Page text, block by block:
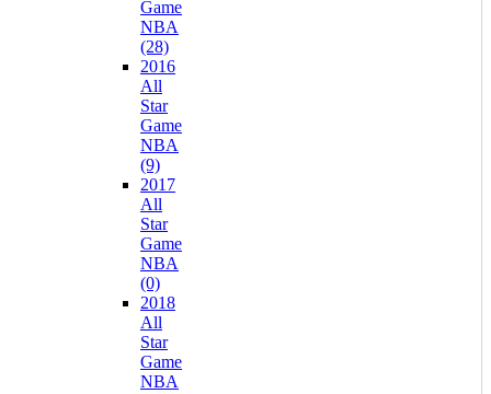
Game
NBA
(28)
2016
All
Star
Game
NBA
(9)
2017
All
Star
Game
NBA
(0)
2018
All
Star
Game
NBA